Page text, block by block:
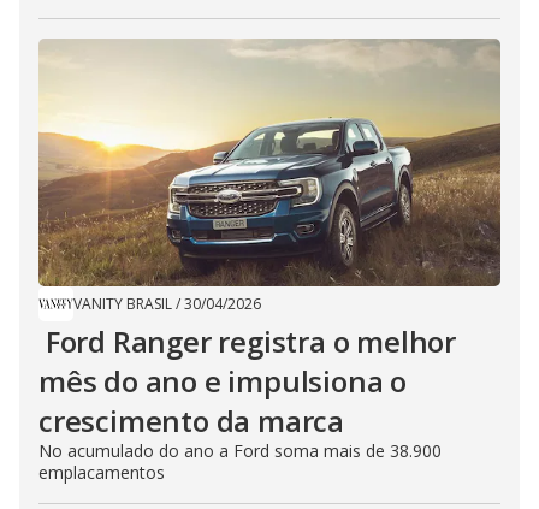
VANITY BRASIL/30/04/2026
Ford Ranger registra o melhor
mês do ano e impulsiona o
crescimento da marca
No acumulado do ano a Ford soma mais de 38.900
emplacamentos